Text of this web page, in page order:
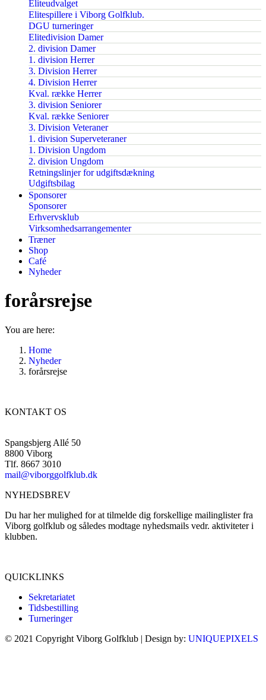
Eliteudvalget
Elitespillere i Viborg Golfklub.
DGU turneringer
Elitedivision Damer
2. division Damer
1. division Herrer
3. Division Herrer
4. Division Herrer
Kval. række Herrer
3. division Seniorer
Kval. række Seniorer
3. Division Veteraner
1. division Superveteraner
1. Division Ungdom
2. division Ungdom
Retningslinjer for udgiftsdækning
Udgiftsbilag
Sponsorer
Sponsorer
Erhvervsklub
Virksomhedsarrangementer
Træner
Shop
Café
Nyheder
forårsrejse
You are here:
Home
Nyheder
forårsrejse
KONTAKT OS
Spangsbjerg Allé 50
8800 Viborg
Tlf. 8667 3010
mail@viborggolfklub.dk
NYHEDSBREV
Du har her mulighed for at tilmelde dig forskellige mailinglister fra
Viborg golfklub og således modtage nyhedsmails vedr. aktiviteter i
klubben.
QUICKLINKS
Sekretariatet
Tidsbestilling
Turneringer
© 2021 Copyright Viborg Golfklub | Design by: UNIQUEPIXELS